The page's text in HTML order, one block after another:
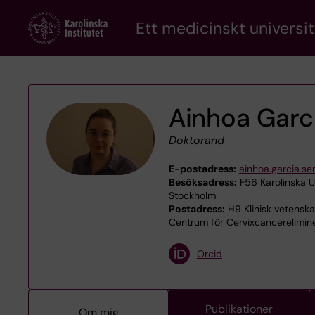
content
Ett medicinskt
Ainhoa
Doktorand
E-postadress:
Besöksadress: F56 Karolinska
Stockholm
Postadress: H9 Klinisk
Centrum för
Orcid
Publikationer